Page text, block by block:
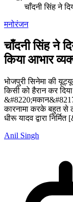
चाँदनी सिंह ने
मनोरंजन
चाँदनी सिंह ने
किया आभार
भोजपुरी सिनेमा की
किसी को हैरान कर
कारनामा करके बहुत से
धीरू यादव द्वारा
Anil Singh